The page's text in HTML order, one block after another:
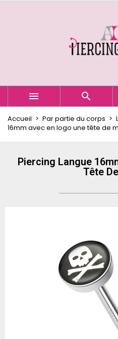
 
Accueil Par partie du corps
16mm avec en logo une tête de
Piercing Langue
Tête
Créer une nouvelle liste
Nom de la liste d'envies
Annuler
Vous devez être connecté
à votre liste d'envies.